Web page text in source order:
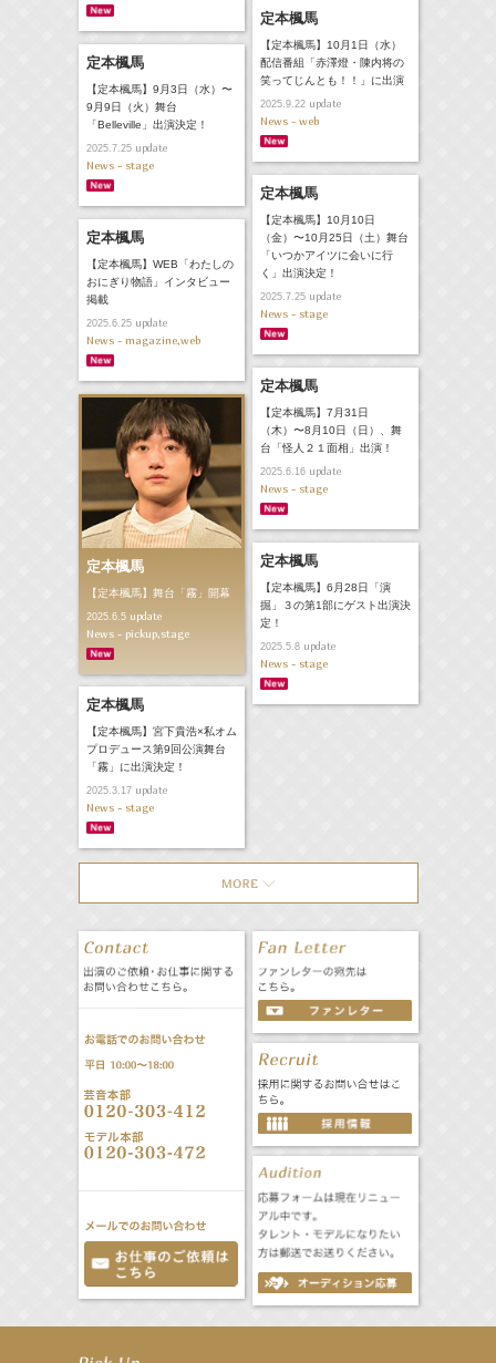
定本楓馬
【定本楓馬】10月1日（水）
配信番組「赤澤燈・陳内将の
笑ってじんとも！！」に出演
2025.9.22update
News - web
定本楓馬
【定本楓馬】9月3日（水）〜
9月9日（火）舞台
「Belleville」出演決定！
2025.7.25update
News - stage
定本楓馬
【定本楓馬】10月10日
（金）〜10月25日（土）舞台
「いつかアイツに会いに行
く」出演決定！
2025.7.25update
News - stage
定本楓馬
【定本楓馬】WEB「わたしの
おにぎり物語」インタビュー
掲載
2025.6.25update
News - magazine,web
定本楓馬
【定本楓馬】7月31日
（木）〜8月10日（日）、舞
台「怪人２１面相」出演！
2025.6.16update
News - stage
定本楓馬
【定本楓馬】舞台「霧」開幕
2025.6.5update
News - pickup,stage
定本楓馬
【定本楓馬】6月28日「演
掘」３の第1部にゲスト出演決
定！
2025.5.8update
News - stage
定本楓馬
【定本楓馬】宮下貴浩×私オム
プロデュース第9回公演舞台
「霧」に出演決定！
2025.3.17update
News - stage